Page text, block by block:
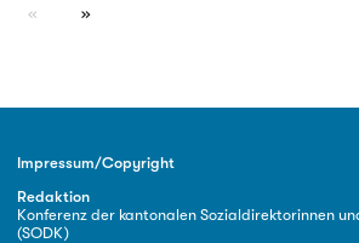
page
Impressum/Copyright
Redaktion
Konferenz der kantonalen Sozialdirektorinnen
(SODK)